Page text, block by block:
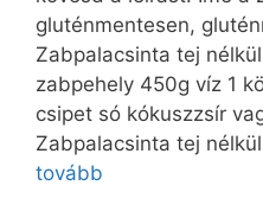
gluténmentesen,
Zabpalacsinta tej
zabpehely 450g víz 1
csipet só kókuszzsír
Zabpalacsinta tej
tovább